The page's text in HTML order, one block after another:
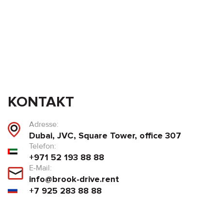
KONTAKT
Adresse:
Dubai, JVC, Square Tower, office 307
Telefon:
+971 52 193 88 88
E-Mail:
info@brook-drive.rent
+7 925 283 88 88